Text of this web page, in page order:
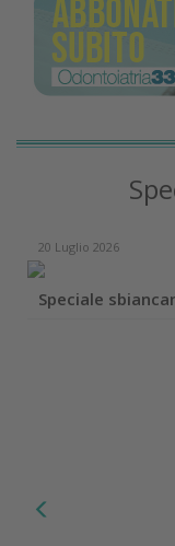
20 Luglio 2026
Speciale